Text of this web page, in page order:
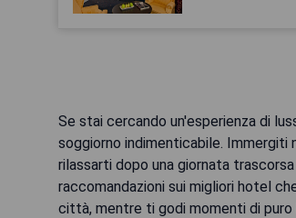
Se stai cercando un'esperienza di
soggiorno indimenticabile.
rilassarti dopo una giornata
raccomandazioni sui migliori hotel
città, mentre ti godi momenti di puro